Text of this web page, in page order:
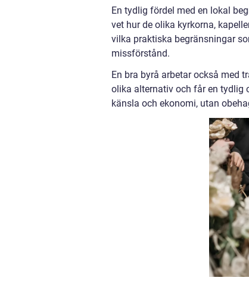
En tydlig fördel med en lokal
vet hur de olika kyrkorna,
vilka praktiska begränsningar
missförstånd.
En bra byrå arbetar också med
olika alternativ och får en tydlig
känsla och ekonomi, utan